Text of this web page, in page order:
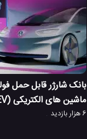
بانک شارژر قابل حمل
ماشین های الکتریکی (EV)
6 هزار بازدید